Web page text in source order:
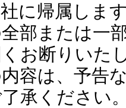
に帰属しま
部または一
お断りいた
容は、予告
承ください